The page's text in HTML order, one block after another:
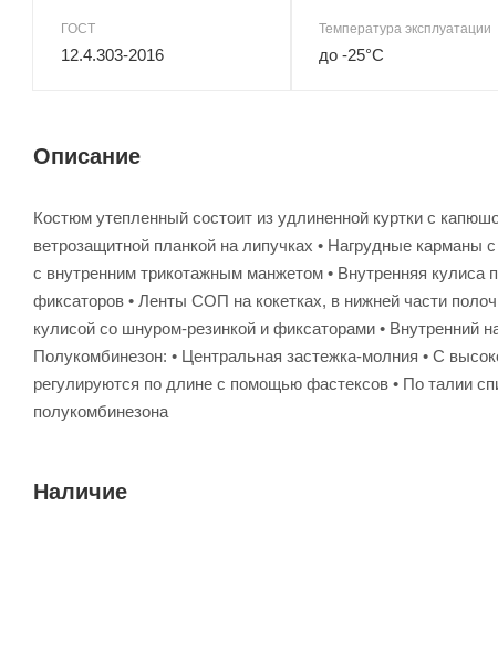
ГОСТ
12.4.303-2016
Температура эксплуатации
до -25°С
Описание
Костюм утепленный состоит из удлиненной куртки с
ветрозащитной планкой на липучках • Нагрудные
с внутренним трикотажным манжетом • Внутренняя
фиксаторов • Ленты СОП на кокетках, в нижней части
кулисой со шнуром-резинкой и фиксаторами • Внутренний
Полукомбинезон: • Центральная застежка-молния • С
регулируются по длине с помощью фастексов • По талии
полукомбинезона
Наличие